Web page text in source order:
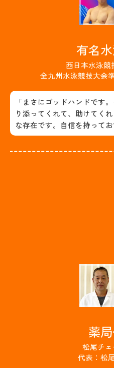
有名
西日本水泳競
全九州水泳競技大会
「まさにゴッドハンドです
り添ってくれて、助けてく
な存在です。自信を持ってお
薬
松尾チ
代表：松